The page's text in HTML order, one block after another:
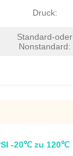
Druck:
Standard-oder
Nonstandard:
-20℃ zu 120℃